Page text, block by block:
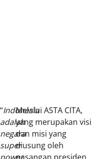
“Indonesia
adalah
negara
super
Melalui ASTA CITA,
yang merupakan visi
dan misi yang
diusung oleh